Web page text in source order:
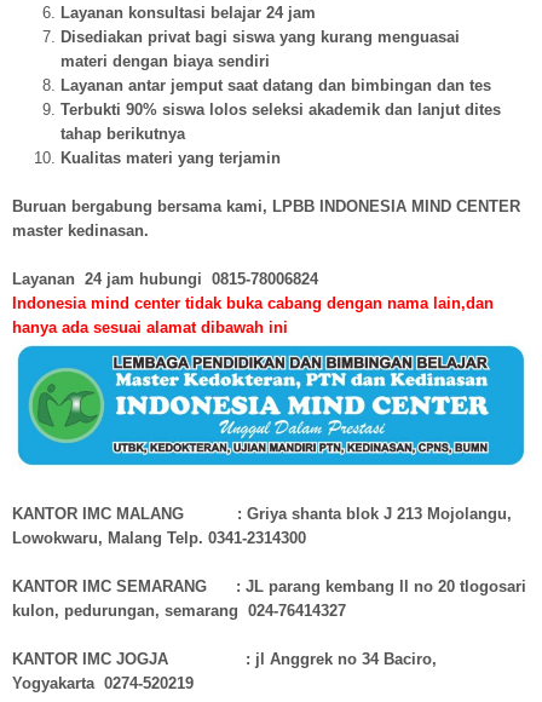
Layanan konsultasi belajar 24 jam
Disediakan privat bagi siswa yang kurang menguasai
materi dengan biaya sendiri
Layanan antar jemput saat datang dan bimbingan dan tes
Terbukti 90% siswa lolos seleksi akademik dan lanjut dites
tahap berikutnya
Kualitas materi yang terjamin
Buruan bergabung bersama kami, LPBB INDONESIA MIND CENTER
master kedinasan.
Layanan 24 jam hubungi 0815-78006824
Indonesia mind center tidak buka cabang dengan nama lain,dan
hanya ada sesuai alamat dibawah ini
KANTOR IMC MALANG : Griya shanta blok J 213 Mojolangu,
Lowokwaru, Malang Telp. 0341-2314300
KANTOR IMC SEMARANG : JL parang kembang ll no 20 tlogosari
kulon, pedurungan, semarang 024-76414327
KANTOR IMC JOGJA : jl Anggrek no 34 Baciro,
Yogyakarta 0274-520219